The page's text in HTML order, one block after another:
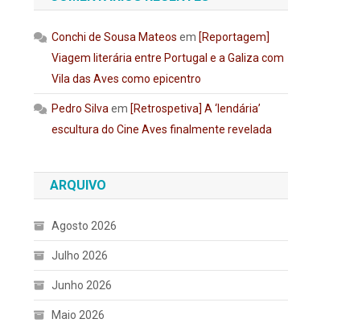
Conchi de Sousa Mateos em [Reportagem]
Viagem literária entre Portugal e a Galiza com
Vila das Aves como epicentro
Pedro Silva em [Retrospetiva] A ‘lendária’
escultura do Cine Aves finalmente revelada
ARQUIVO
Agosto 2026
Julho 2026
Junho 2026
Maio 2026